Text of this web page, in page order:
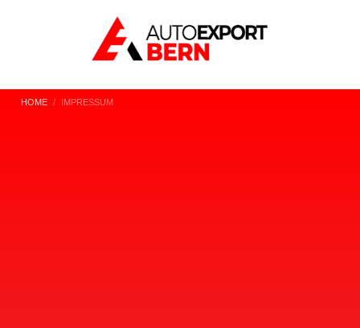
HOME IMPRESSUM